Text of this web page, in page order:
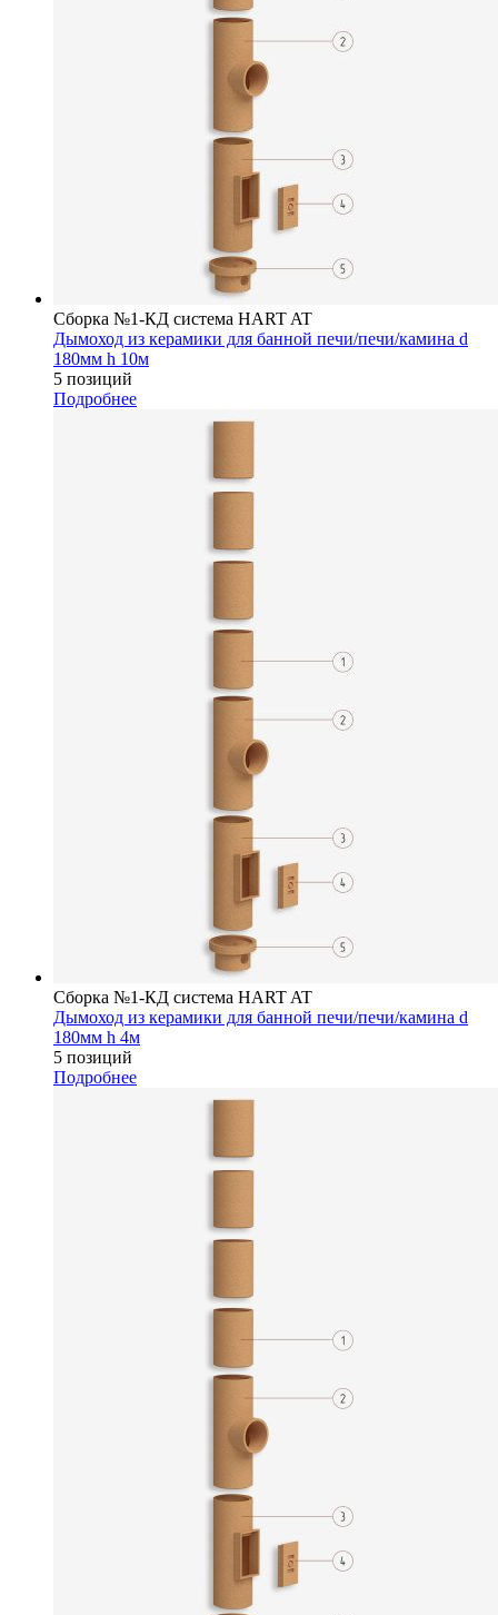
Сборка №1-КД система HART AT
Дымоход из керамики для банной печи/печи/камина d
180мм h 10м
5 позиций
Подробнее
Сборка №1-КД система HART AT
Дымоход из керамики для банной печи/печи/камина d
180мм h 4м
5 позиций
Подробнее